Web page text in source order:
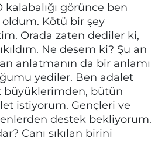
kalabalığı görünce ben
Kötü bir şey
Orada zaten dediler ki,
Ne desem ki? Şu an
anlatmanın da bir anlamı
yediler. Ben adalet
büyüklerimden, bütün
istiyorum. Gençleri ve
destek bekliyorum.
Canı sıkılan birini